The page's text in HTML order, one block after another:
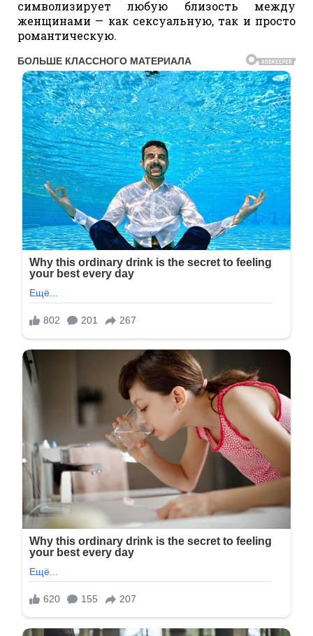
символизирует любую близость между
женщинами — как сексуальную, так и просто
романтическую.